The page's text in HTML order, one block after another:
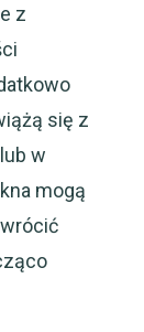
z
się z
w
mogą